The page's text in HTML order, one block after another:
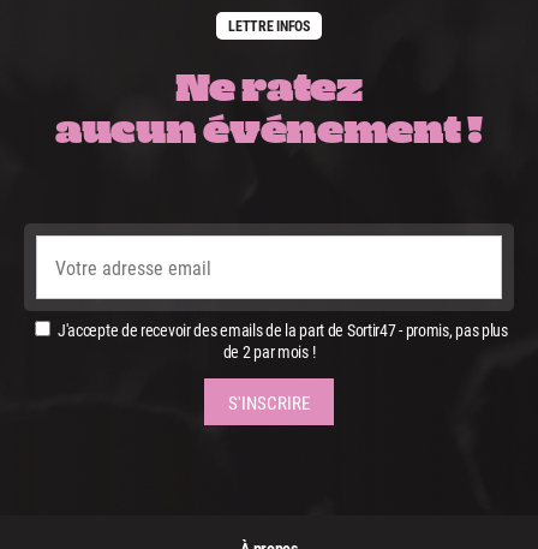
LETTRE INFOS
Ne ratez
aucun événement !
J'accepte de recevoir des emails de la part de Sortir47 - promis, pas plus
de 2 par mois !